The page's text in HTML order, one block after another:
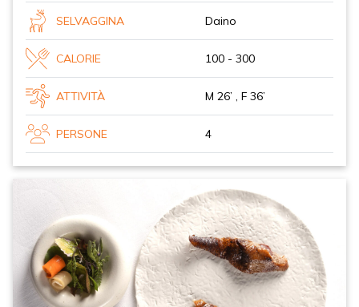
SELVAGGINA Daino
CALORIE 100 - 300
ATTIVITÀ M 26’ , F 36’
PERSONE 4